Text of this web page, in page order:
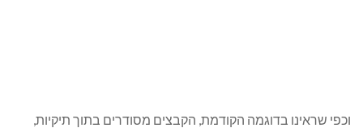
וכפי שראינו בדוגמה הקודמת, הקבצים מסודרים בתוך תיקיות,